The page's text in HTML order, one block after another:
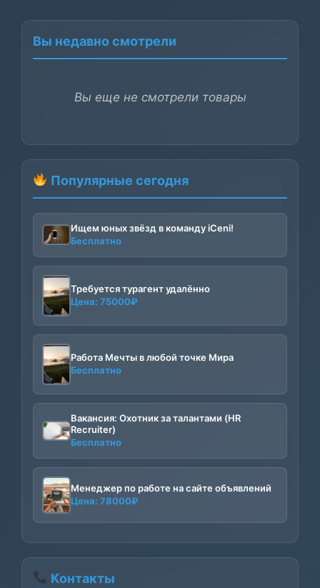
Вы недавно смотрели
Вы еще не смотрели товары
Популярные сегодня
Ищем юных звёзд в команду iCeni!
Бесплатно
Требуется турагент удалённо
Цена: 75000₽
Работа Мечты в любой точке Мира
Бесплатно
Вакансия: Охотник за талантами (HR
Recruiter)
Бесплатно
Менеджер по работе на сайте объявлений
Цена: 78000₽
Контакты